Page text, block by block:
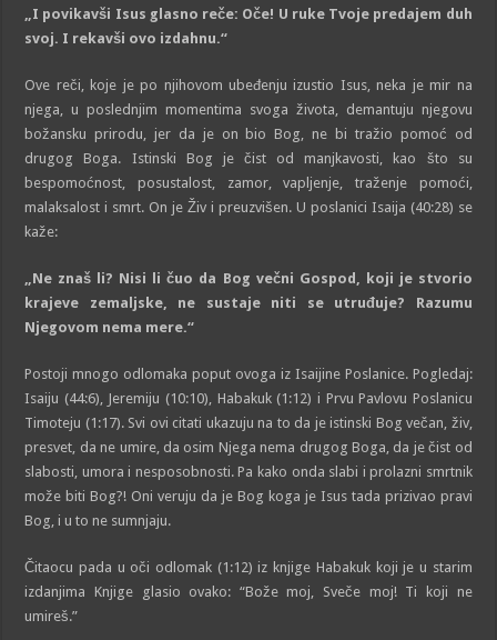
„I povikavši Isus glasno reče: Oče! U ruke Tvoje predajem duh
svoj. I rekavši ovo izdahnu.“
Ove reči, koje je po njihovom ubeđenju izustio Isus, neka je mir na
njega, u poslednjim momentima svoga života, demantuju njegovu
božansku prirodu, jer da je on bio Bog, ne bi tražio pomoć od
drugog Boga. Istinski Bog je čist od manjkavosti, kao što su
bespomoćnost, posustalost, zamor, vapljenje, traženje pomoći,
malaksalost i smrt. On je Živ i preuzvišen. U poslanici Isaija (40:28) se
kaže:
„Ne znaš li? Nisi li čuo da Bog večni Gospod, koji je stvorio
krajeve zemaljske, ne sustaje niti se utruđuje? Razumu
Njegovom nema mere.“
Postoji mnogo odlomaka poput ovoga iz Isaijine Poslanice. Pogledaj:
Isaiju (44:6), Jeremiju (10:10), Habakuk (1:12) i Prvu Pavlovu Poslanicu
Timoteju (1:17). Svi ovi citati ukazuju na to da je istinski Bog večan, živ,
presvet, da ne umire, da osim Njega nema drugog Boga, da je čist od
slabosti, umora i nesposobnosti. Pa kako onda slabi i prolazni smrtnik
može biti Bog?! Oni veruju da je Bog koga je Isus tada prizivao pravi
Bog, i u to ne sumnjaju.
Čitaocu pada u oči odlomak (1:12) iz knjige Habakuk koji je u starim
izdanjima Knjige glasio ovako: “Bože moj, Sveče moj! Ti koji ne
umireš.”